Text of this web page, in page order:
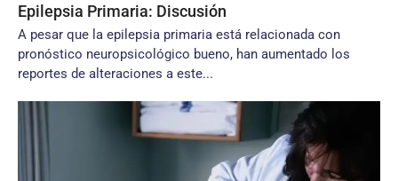
Epilepsia Primaria: Discusión
A pesar que la epilepsia primaria está relacionada con
pronóstico neuropsicológico bueno, han aumentado los
reportes de alteraciones a este...